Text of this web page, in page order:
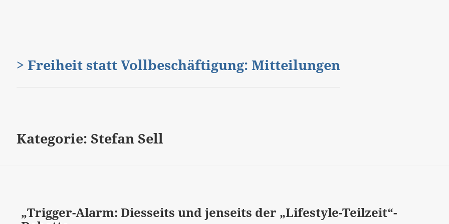
> Freiheit statt Vollbeschäftigung: Mitteilungen
Kategorie:Stefan Sell
„Trigger-Alarm: Diesseits und jenseits der „Lifestyle-Teilzeit“-